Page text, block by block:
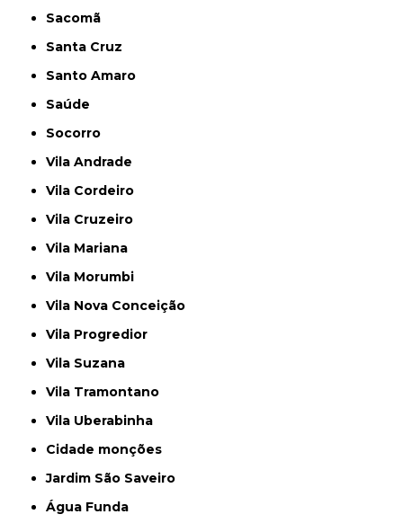
Sacomã
Santa Cruz
Santo Amaro
Saúde
Socorro
Vila Andrade
Vila Cordeiro
Vila Cruzeiro
Vila Mariana
Vila Morumbi
Vila Nova Conceição
Vila Progredior
Vila Suzana
Vila Tramontano
Vila Uberabinha
cidade monções
jardim São Saveiro
Água Funda